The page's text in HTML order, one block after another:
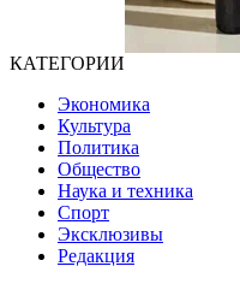
КАТЕГОРИИ
Экономика
Культура
Политика
Общество
Наука и техника
Спорт
Эксклюзивы
Редакция